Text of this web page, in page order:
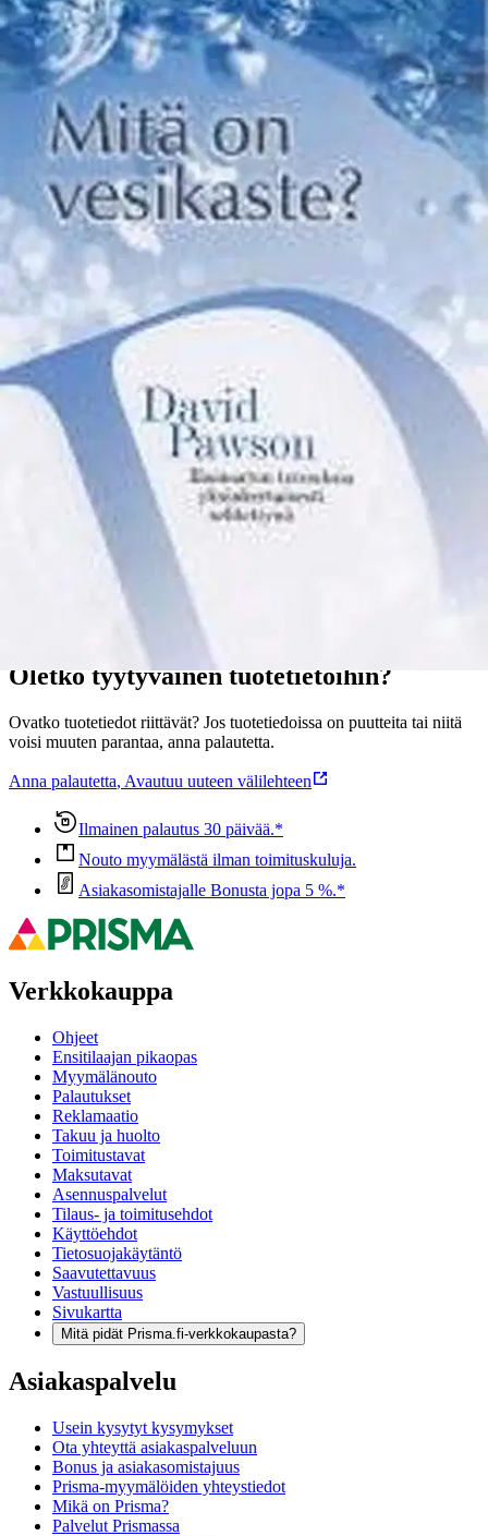
Ei saatavilla
Tuotekuvaus
Mitä on vesikaste? Tämä kirja tarkastelee yhtä kristillisen uskon
tärkeää näkökohtaa tavalla, joka tuo Raamatun sanoman esiin
tiivistetysti ja yksinkertaisesti. David Pawson tarttuu opetuksessaan
moniin vesikastetta koskeviin kiperiin kysymyksiin ja tarkastelee
niitä Raamatun valossa. Aiheina ovat mm.- Raamatun ajan
kastekäytäntö - Vesikasteen raamatullinen sisältö ja merkitys -
Kasteen edellytykset ja vaikutukset -Mikä on kasteen ja
seurakunnan suhde? - Pelastaako kaste? - Minkä ikäisenä kaste tulisi
suorittaa? Kirjoittajasta: David Pawson on suuresti kunnioitettu
englantilainen raamatunopettaja, puhuja ja kirjailija. Hänellä on
kansainvälinen kiertävä palvelutyö, joka suuntautuu pääasiallisesti
seurakunnan johtajille.
tuotekuvausta
Ominaisuudet
Oletko tyytyväinen tuotetietoihin?
Ovatko tuotetiedot riittävät? Jos tuotetiedoissa on puutteita tai niitä
voisi muuten parantaa, anna palautetta.
Anna palautetta, Avautuu uuteen välilehteen
Ilmainen palautus 30 päivää.*
Nouto myymälästä ilman toimituskuluja.
Asiakasomistajalle Bonusta jopa 5 %.*
Verkkokauppa
Ohjeet
Ensitilaajan pikaopas
Myymälänouto
Palautukset
Reklamaatio
Takuu ja huolto
Toimitustavat
Maksutavat
Asennuspalvelut
Tilaus- ja toimitusehdot
Käyttöehdot
Tietosuojakäytäntö
Saavutettavuus
Vastuullisuus
Sivukartta
Mitä pidät Prisma.fi-verkkokaupasta?
Asiakaspalvelu
Usein kysytyt kysymykset
Ota yhteyttä asiakaspalveluun
Bonus ja asiakasomistajuus
Prisma-myymälöiden yhteystiedot
Mikä on Prisma?
Palvelut Prismassa